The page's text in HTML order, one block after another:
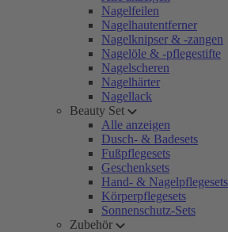
Nagelfeilen
Nagelhautentferner
Nagelknipser & -zangen
Nagelöle & -pflegestifte
Nagelscheren
Nagelhärter
Nagellack
Beauty Set
Alle anzeigen
Dusch- & Badesets
Fußpflegesets
Geschenksets
Hand- & Nagelpflegesets
Körperpflegesets
Sonnenschutz-Sets
Zubehör